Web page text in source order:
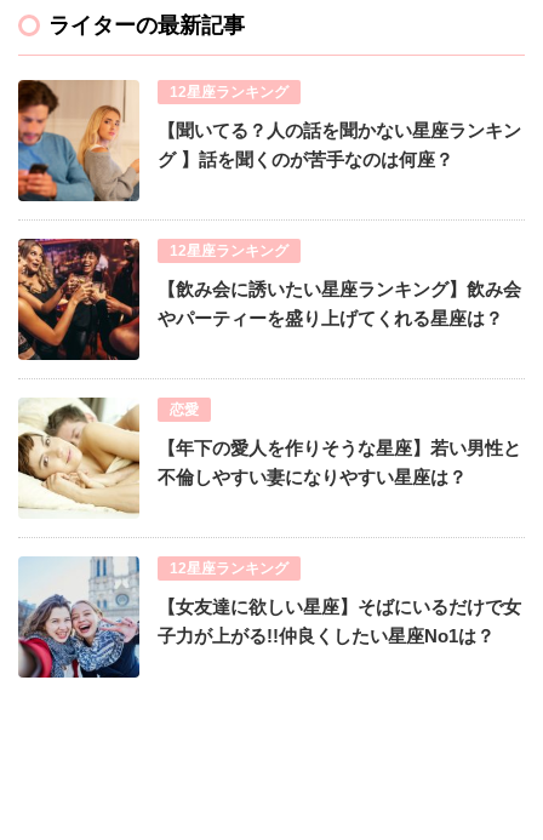
ライターの最新記事
12星座ランキング
【聞いてる？人の話を聞かない星座ランキン
グ 】話を聞くのが苦手なのは何座？
12星座ランキング
【飲み会に誘いたい星座ランキング】飲み会
やパーティーを盛り上げてくれる星座は？
恋愛
【年下の愛人を作りそうな星座】若い男性と
不倫しやすい妻になりやすい星座は？
12星座ランキング
【女友達に欲しい星座】そばにいるだけで女
子力が上がる!!仲良くしたい星座No1は？